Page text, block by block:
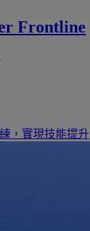
Frontline
，實現技能提升